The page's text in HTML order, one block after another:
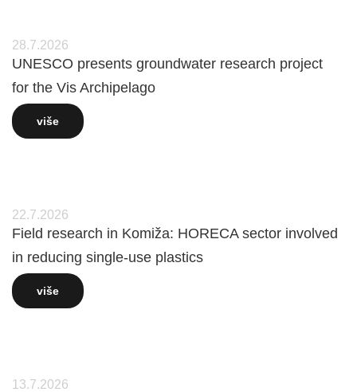
28.7.2026
UNESCO presents groundwater research project
for the Vis Archipelago
više
22.7.2026
Field research in Komiža: HORECA sector involved
in reducing single-use plastics
više
13.7.2026